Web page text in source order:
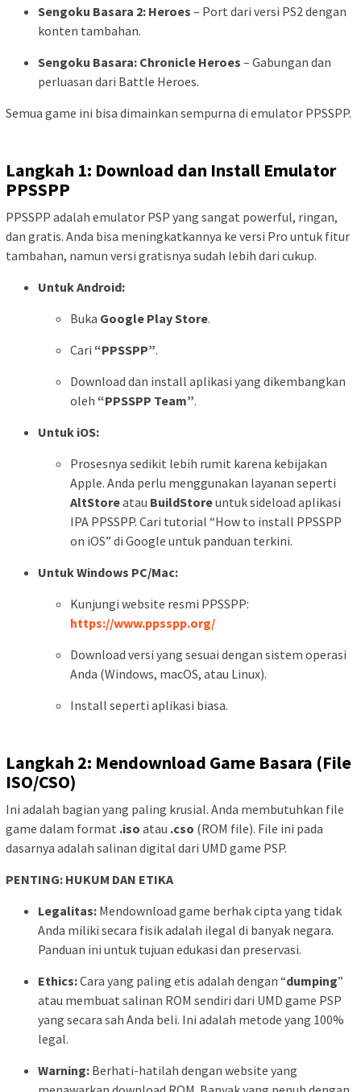
Sengoku Basara 2: Heroes – Port dari versi PS2 dengan
konten tambahan.
Sengoku Basara: Chronicle Heroes – Gabungan dan
perluasan dari Battle Heroes.
Semua game ini bisa dimainkan sempurna di emulator PPSSPP.
Langkah 1: Download dan Install Emulator
PPSSPP
PPSSPP adalah emulator PSP yang sangat powerful, ringan,
dan gratis. Anda bisa meningkatkannya ke versi Pro untuk fitur
tambahan, namun versi gratisnya sudah lebih dari cukup.
Untuk Android:
Buka Google Play Store.
Cari “PPSSPP”.
Download dan install aplikasi yang dikembangkan
oleh “PPSSPP Team”.
Untuk iOS:
Prosesnya sedikit lebih rumit karena kebijakan
Apple. Anda perlu menggunakan layanan seperti
AltStoreatau BuildStoreuntuk sideload aplikasi
IPA PPSSPP. Cari tutorial “How to install PPSSPP
on iOS” di Google untuk panduan terkini.
Untuk Windows PC/Mac:
Kunjungi website resmi PPSSPP:
https://www.ppsspp.org/
Download versi yang sesuai dengan sistem operasi
Anda (Windows, macOS, atau Linux).
Install seperti aplikasi biasa.
Langkah 2: Mendownload Game Basara (File
ISO/CSO)
Ini adalah bagian yang paling krusial. Anda membutuhkan file
game dalam format .iso atau .cso (ROM file). File ini pada
dasarnya adalah salinan digital dari UMD game PSP.
PENTING: HUKUM DAN ETIKA
Legalitas: Mendownload game berhak cipta yang tidak
Anda miliki secara fisik adalah ilegal di banyak negara.
Panduan ini untuk tujuan edukasi dan preservasi.
Ethics:Cara yang paling etis adalah dengan “dumping”
atau membuat salinan ROM sendiri dari UMD game PSP
yang secara sah Anda beli. Ini adalah metode yang 100%
legal.
Warning: Berhati-hatilah dengan website yang